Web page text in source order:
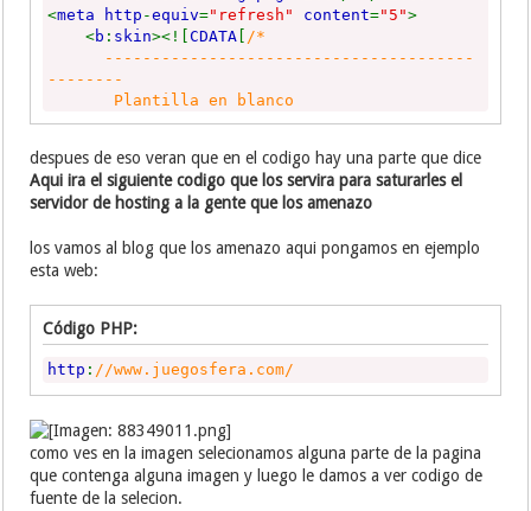
<meta http -equiv="refresh" content="5">
<b : skin><![CDATA /*
---------------------------------------
--------
Plantilla en blanco
www.danielfernandez.co
-------- */
body{margin:0;}/* Deja el documento sin
#navbar {display: none;} /* Oculta la
</head>
Aqui ira el siguiente codigo que los servira para
</ body>
</html>
despues de eso veran que en el codigo hay una parte que dice
Aqui ira el siguiente codigo que los servira para saturarles el
servidor de hosting a la gente que los amenazo
los vamos al blog que los amenazo aqui pongamos en ejemplo
esta web:
Código PHP:
http : //www.juegosfera.com/
como ves en la imagen selecionamos alguna parte de la pagina
que contenga alguna imagen y luego le damos a ver codigo de
fuente de la selecion.